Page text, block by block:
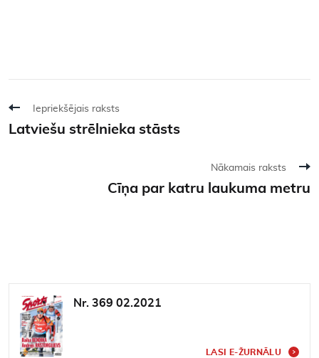
Iepriekšējais raksts
Latviešu strēlnieka stāsts
Nākamais raksts
Cīņa par katru laukuma metru
Nr. 369 02.2021
LASI E-ŽURNĀLU